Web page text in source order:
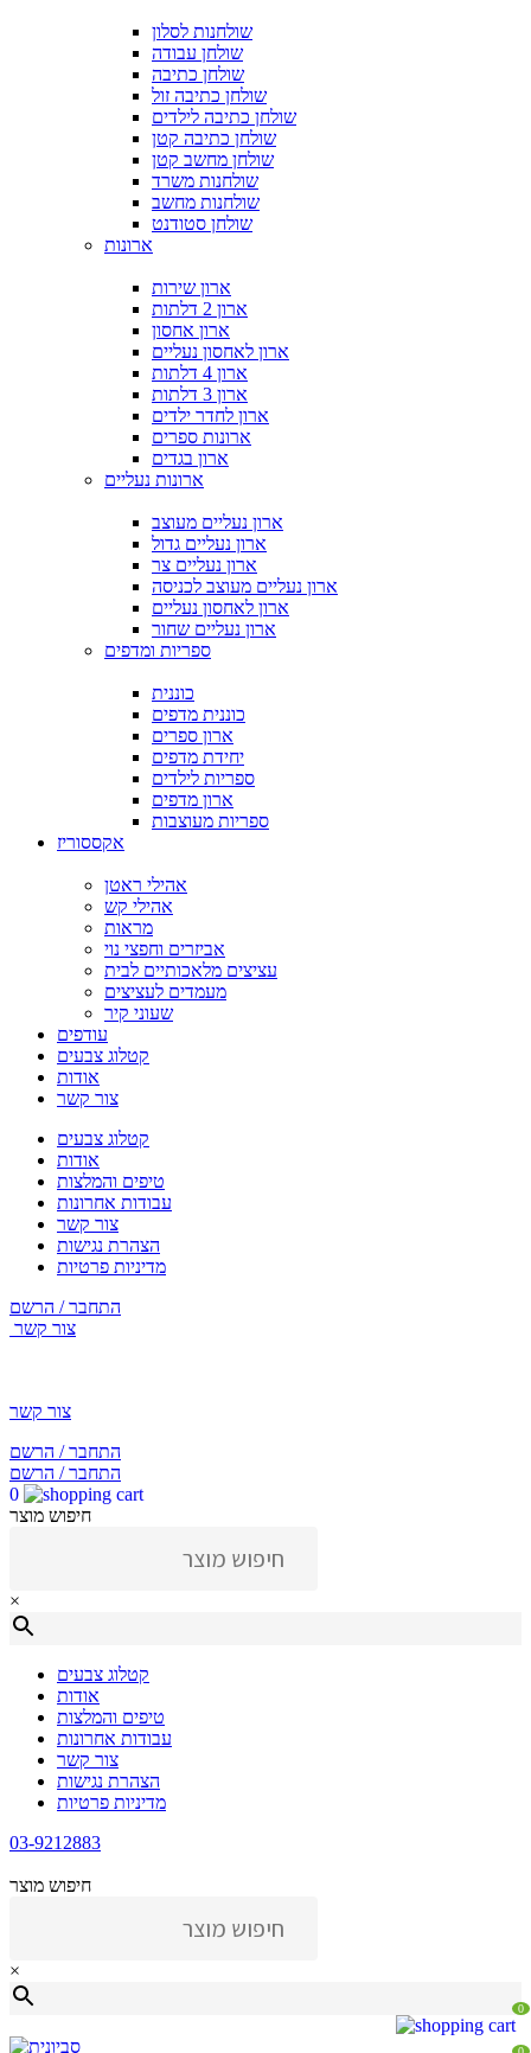
שולחנות לסלון
שולחן עבודה
שולחן כתיבה
שולחן כתיבה זול
שולחן כתיבה לילדים
שולחן כתיבה קטן
שולחן מחשב קטן
שולחנות משרד
שולחנות מחשב
שולחן סטודנט
ארונות
ארון שירות
ארון 2 דלתות
ארון אחסון
ארון לאחסון נעליים
ארון 4 דלתות
ארון 3 דלתות
ארון לחדר ילדים
ארונות ספרים
ארון בגדים
ארונות נעליים
ארון נעליים מעוצב
ארון נעליים גדול
ארון נעליים צר
ארון נעליים מעוצב לכניסה
ארון לאחסון נעליים
ארון נעליים שחור
ספריות ומדפים
כוננית
כוננית מדפים
ארון ספרים
יחידת מדפים
ספריות לילדים
ארון מדפים
ספריות מעוצבות
אקססוריז
אהילי ראטן
אהילי קש
מראות
אביזרים וחפצי נוי
עציצים מלאכותיים לבית
מעמדים לעציצים
שעוני קיר
עודפים
קטלוג צבעים
אודות
צור קשר
קטלוג צבעים
אודות
טיפים והמלצות
עבודות אחרונות
צור קשר
הצהרת נגישות
מדיניות פרטיות
התחבר / הרשם
צור קשר
צור קשר
התחבר / הרשם
התחבר / הרשם
0
חיפוש מוצר
×
קטלוג צבעים
אודות
טיפים והמלצות
עבודות אחרונות
צור קשר
הצהרת נגישות
מדיניות פרטיות
03-9212883
חיפוש מוצר
×
0